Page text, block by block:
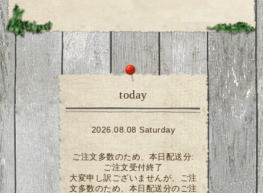
today
2026.08.08 Saturday
ご注文多数のため、本日配送分:
ご注文受付終了
大変申し訳ございませんが、ご注
文多数のため、本日配送分のご注